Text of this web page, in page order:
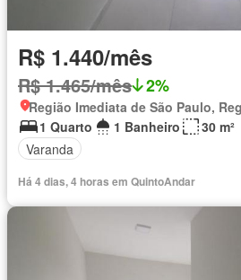
R$ 1.440/mês
R$ 1.465/mês 2%
1 Quarto
1 Banheiro
30 m²
Varanda
Há 4 dias, 4 horas em QuintoAndar